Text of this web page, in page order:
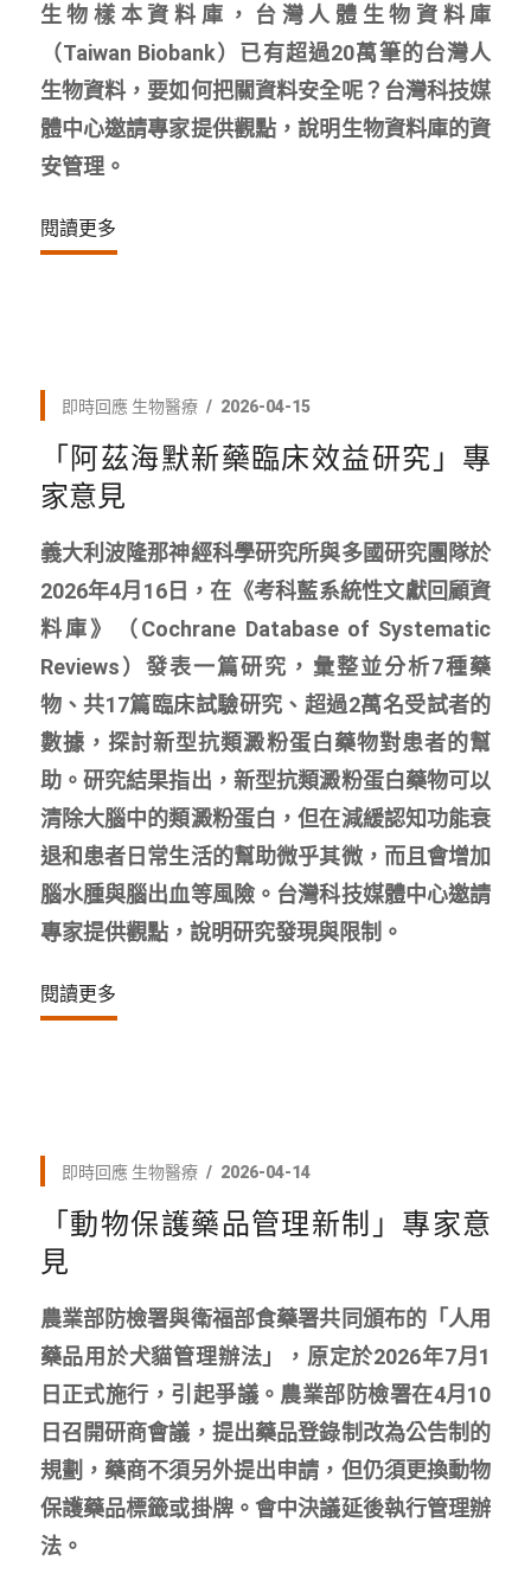
生物樣本資料庫，台灣人體生物資料庫
（Taiwan Biobank）已有超過20萬筆的台灣人
生物資料，要如何把關資料安全呢？台灣科技媒
體中心邀請專家提供觀點，說明生物資料庫的資
安管理。
閱讀更多
即時回應 生物醫療 2026-04-15
「阿茲海默新藥臨床效益研究」專
家意見
義大利波隆那神經科學研究所與多國研究團隊於
2026年4月16日，在《考科藍系統性文獻回顧資
料庫》（Cochrane Database of Systematic
Reviews）發表一篇研究，彙整並分析7種藥
物、共17篇臨床試驗研究、超過2萬名受試者的
數據，探討新型抗類澱粉蛋白藥物對患者的幫
助。研究結果指出，新型抗類澱粉蛋白藥物可以
清除大腦中的類澱粉蛋白，但在減緩認知功能衰
退和患者日常生活的幫助微乎其微，而且會增加
腦水腫與腦出血等風險。台灣科技媒體中心邀請
專家提供觀點，說明研究發現與限制。
閱讀更多
即時回應 生物醫療 2026-04-14
「動物保護藥品管理新制」專家意
見
農業部防檢署與衛福部食藥署共同頒布的「人用
藥品用於犬貓管理辦法」，原定於2026年7月1
日正式施行，引起爭議。農業部防檢署在4月10
日召開研商會議，提出藥品登錄制改為公告制的
規劃，藥商不須另外提出申請，但仍須更換動物
保護藥品標籤或掛牌。會中決議延後執行管理辦
法。